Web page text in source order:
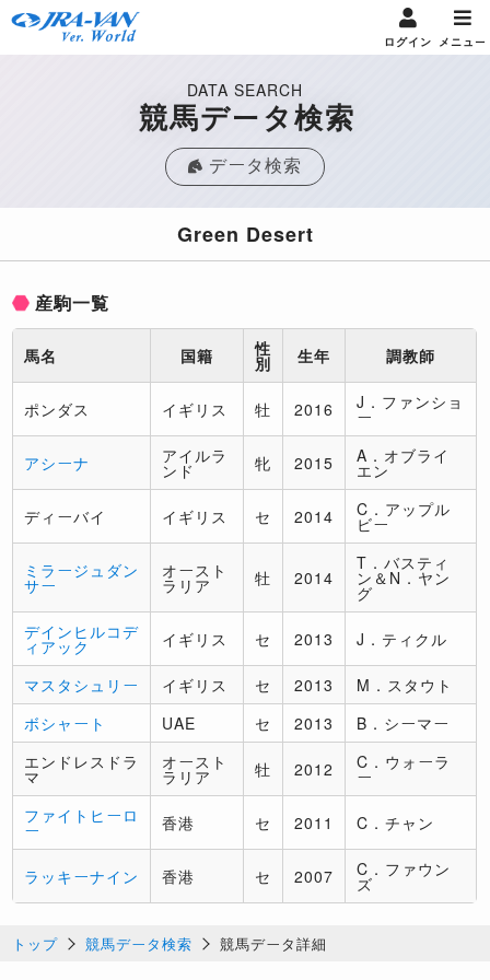
ログイン メニュー
DATA SEARCH
競馬データ検索
データ検索
Green Desert
産駒一覧
馬名 国籍 性
別 生年 調教師
ポンダス イギリス 牡 2016 J．ファンショ
ー
アシーナ アイルラ
ンド 牝 2015 A．オブライ
エン
ディーバイ イギリス セ 2014 C．アップル
ビー
ミラージュダン
サー
オースト
ラリア 牡 2014
T．バスティ
ン＆N．ヤン
グ
デインヒルコデ
ィアック イギリス セ 2013 J．ティクル
マスタシュリー イギリス セ 2013
M．スタウト
ボシャート
UAE セ 2013
B．シーマー
エンドレスドラ
マ
オースト
ラリア 牡 2012 C．ウォーラ
ー
ファイトヒーロ
ー 香港 セ 2011 C．チャン
ラッキーナイン 香港 セ 2007 C．ファウン
ズ
トップ 競馬データ検索 競馬データ詳細